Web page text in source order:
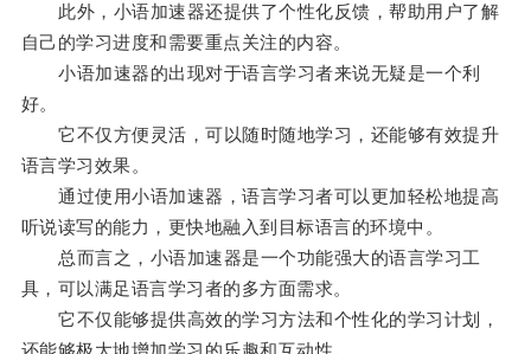
此外，小语加速器还提供了个性化反馈，帮助用户了解
自己的学习进度和需要重点关注的内容。
小语加速器的出现对于语言学习者来说无疑是一个利
好。
它不仅方便灵活，可以随时随地学习，还能够有效提升
语言学习效果。
通过使用小语加速器，语言学习者可以更加轻松地提高
听说读写的能力，更快地融入到目标语言的环境中。
总而言之，小语加速器是一个功能强大的语言学习工
具，可以满足语言学习者的多方面需求。
它不仅能够提供高效的学习方法和个性化的学习计划，